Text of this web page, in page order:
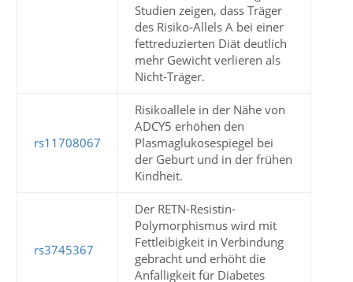
Studien zeigen, dass Träger
des Risiko-Allels A bei einer
fettreduzierten Diät deutlich
mehr Gewicht verlieren als
Nicht-Träger.
rs11708067
Risikoallele in der Nähe von
ADCY5 erhöhen den
Plasmaglukosespiegel bei
der Geburt und in der frühen
Kindheit.
rs3745367
Der RETN-Resistin-
Polymorphismus wird mit
Fettleibigkeit in Verbindung
gebracht und erhöht die
Anfälligkeit für Diabetes